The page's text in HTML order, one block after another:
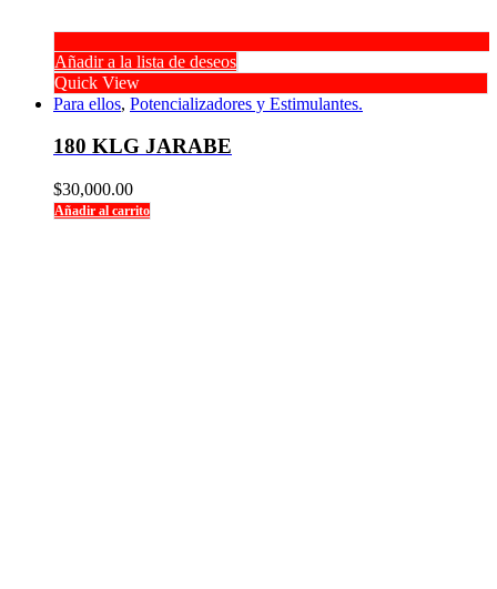
Añadir a la lista de deseos
Quick View
Para ellos, Potencializadores y Estimulantes.
180 KLG JARABE
$30,000.00
Añadir al carrito